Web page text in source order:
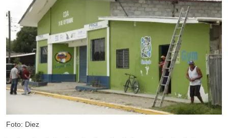
Foto: Diez